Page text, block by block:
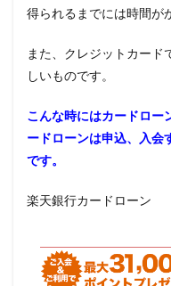
得られるまでには時間が
また、クレジットカード
しいものです。
こんな時にはカードロー
ードローンは申込、入会
です。
楽天銀行カードローン